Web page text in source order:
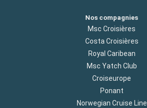
Nos compagnies
Msc Croisières
Costa Croisières
Royal Caribean
Msc Yatch Club
Croiseurope
Ponant
Norwegian Cruise Line